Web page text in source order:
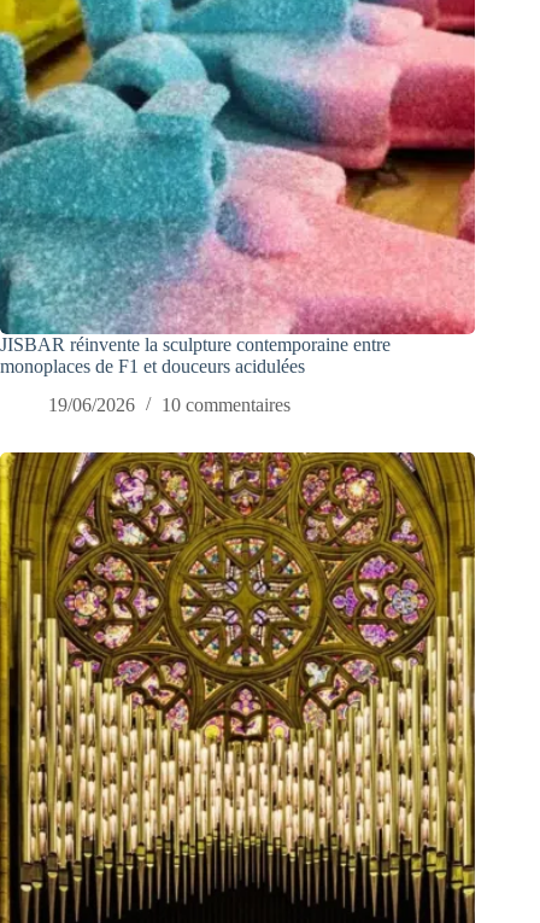
JISBAR réinvente la sculpture contemporaine entre
monoplaces de F1 et douceurs acidulées
19/06/2026
10 commentaires